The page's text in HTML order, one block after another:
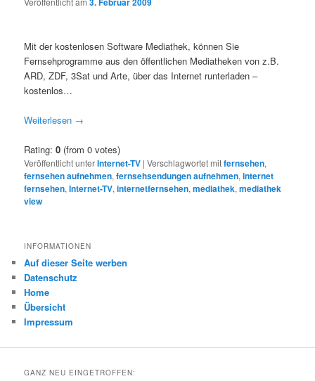
Mit der kostenlosen Software Mediathek, können Sie
Fernsehprogramme aus den öffentlichen Mediatheken von z.B.
ARD, ZDF, 3Sat und Arte, über das Internet runterladen –
kostenlos…
Weiterlesen →
Rating:0 (from 0 votes)
Veröffentlicht unterInternet-TV |Verschlagwortet mitfernsehen,
fernsehen aufnehmen,fernsehsendungen aufnehmen,internet
fernsehen,Internet-TV,internetfernsehen,mediathek,mediathek
view
INFORMATIONEN
Auf dieser Seite werben
Datenschutz
Home
Übersicht
Impressum
GANZ NEU EINGETROFFEN: